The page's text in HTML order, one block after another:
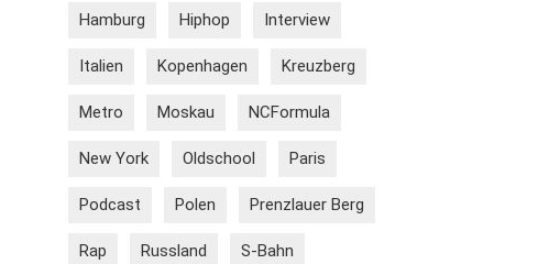
Hamburg Hiphop Interview
Italien Kopenhagen Kreuzberg
Metro Moskau NCFormula
New York Oldschool Paris
Podcast Polen Prenzlauer Berg
Rap Russland S-Bahn